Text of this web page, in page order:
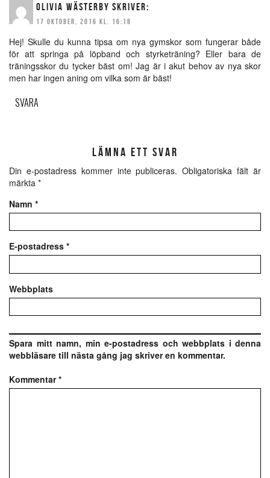
OLIVIA WÄSTERBY SKRIVER:
17 OKTOBER, 2016 KL. 16:18
Hej! Skulle du kunna tipsa om nya gymskor som fungerar både
för att springa på löpband och styrketräning? Eller bara de
träningsskor du tycker bäst om! Jag är i akut behov av nya skor
men har ingen aning om vilka som är bäst!
SVARA
LÄMNA ETT SVAR
Din e-postadress kommer inte publiceras. Obligatoriska fält är
märkta *
Namn *
E-postadress *
Webbplats
Spara mitt namn, min e-postadress och webbplats i denna
webbläsare till nästa gång jag skriver en kommentar.
Kommentar*